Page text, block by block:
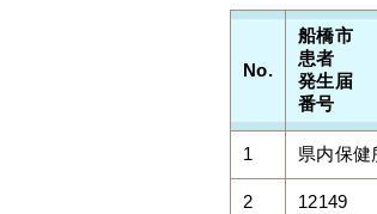
No.
船橋市
患者
発生届
番号
1 県内保健
2 12149